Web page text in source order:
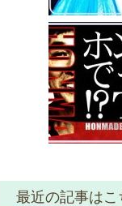
最近の記事はこ